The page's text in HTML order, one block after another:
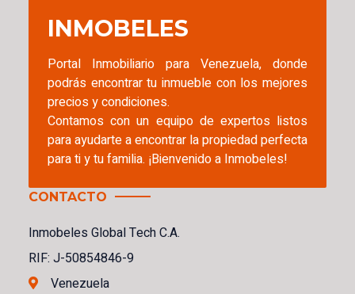
INMOBELES
Portal Inmobiliario para Venezuela, donde
podrás encontrar tu inmueble con los mejores
precios y condiciones.
Contamos con un equipo de expertos listos
para ayudarte a encontrar la propiedad perfecta
para ti y tu familia. ¡Bienvenido a Inmobeles!
CONTACTO
Inmobeles Global Tech C.A.
RIF: J-50854846-9
Venezuela